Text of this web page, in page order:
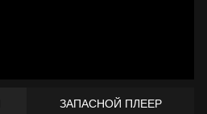
ЗАПАСНОЙ ПЛЕЕР